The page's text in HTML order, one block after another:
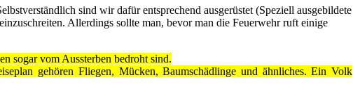
sind wir dafür entsprechend ausgerüstet (Speziell ausgebildete
Allerdings sollte man, bevor man die Feuerwehr ruft einige
sogar vom Aussterben bedroht sind.
gehören Fliegen, Mücken, Baumschädlinge und ähnliches. Ein Volk